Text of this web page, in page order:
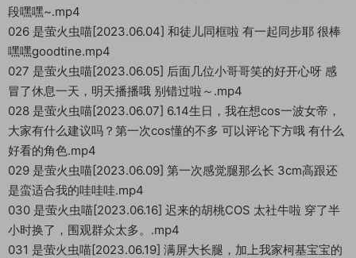
段嘿嘿~.mp4
026 是萤火虫喵[2023.06.04] 和徒儿同框啦 有一起同步耶 很棒
嘿嘿goodtine.mp4
027 是萤火虫喵[2023.06.05] 后面几位小哥哥笑的好开心呀 感
冒了休息一天，明天播播哦 别错过啦～.mp4
028 是萤火虫喵[2023.06.07] 6.14生日，我在想cos一波女帝，
大家有什么建议吗？第一次cos懂的不多 可以评论下方哦 有什么
好看的角色.mp4
029 是萤火虫喵[2023.06.09] 第一次感觉腿那么长 3cm高跟还
是蛮适合我的哇哇哇.mp4
030 是萤火虫喵[2023.06.16] 迟来的胡桃COS 太社牛啦 穿了半
小时换了，围观群众太多。.mp4
031 是萤火虫喵[2023.06.19] 满屏大长腿，加上我家柯基宝宝的